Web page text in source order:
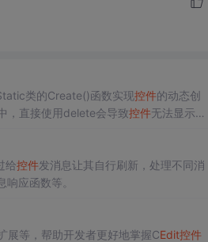
类的Create()函数实现控件的动态创
，直接使用delete会导致控件无法显示。
给控件发消息让其自行刷新，处理不同消
响应函数等。
展等，帮助开发者更好地掌握CEdit控件